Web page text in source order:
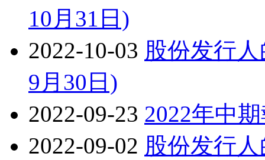
10月31日)
2022-10-03 股份发行
9月30日)
2022-09-23 2022年中
2022-09-02 股份发行